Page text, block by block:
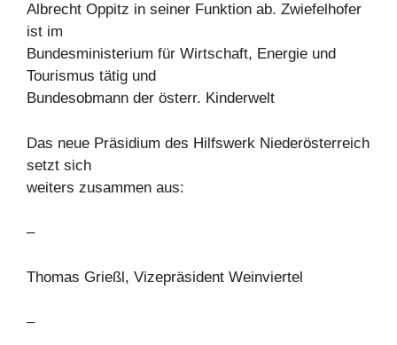
Albrecht Oppitz in seiner Funktion ab. Zwiefelhofer
ist im
Bundesministerium für Wirtschaft, Energie und
Tourismus tätig und
Bundesobmann der österr. Kinderwelt
Das neue Präsidium des Hilfswerk Niederösterreich
setzt sich
weiters zusammen aus:
–
Thomas Grießl, Vizepräsident Weinviertel
–